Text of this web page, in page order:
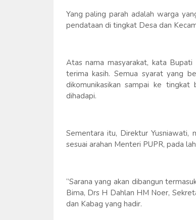
Yang paling parah adalah warga
pendataan di tingkat Desa dan
Atas nama masyarakat, kata
terima kasih. Semua syarat yang
dikomunikasikan sampai ke
dihadapi.
Sementara itu, Direktur
sesuai arahan Menteri PUPR, pada
‘’Sarana yang akan dibangun
Bima, Drs H Dahlan HM Noer,
dan Kabag yang hadir.